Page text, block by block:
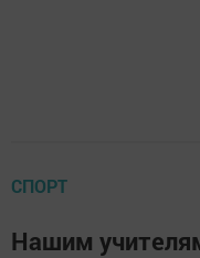
СПОРТ
Нашим